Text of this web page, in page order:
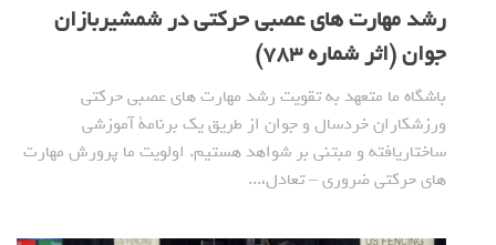
رشد مهارت های عصبی حرکتی در شمشیربازان
جوان (اثر شماره 783)
باشگاه ما متعهد به تقویت رشد مهارت های عصبی حرکتی
ورزشکاران خردسال و جوان از طریق یک برنامة آموزشی
ساختاریافته و مبتنی بر شواهد هستیم. اولویت ما پرورش مهارت
های حرکتی ضروری – تعادل،...